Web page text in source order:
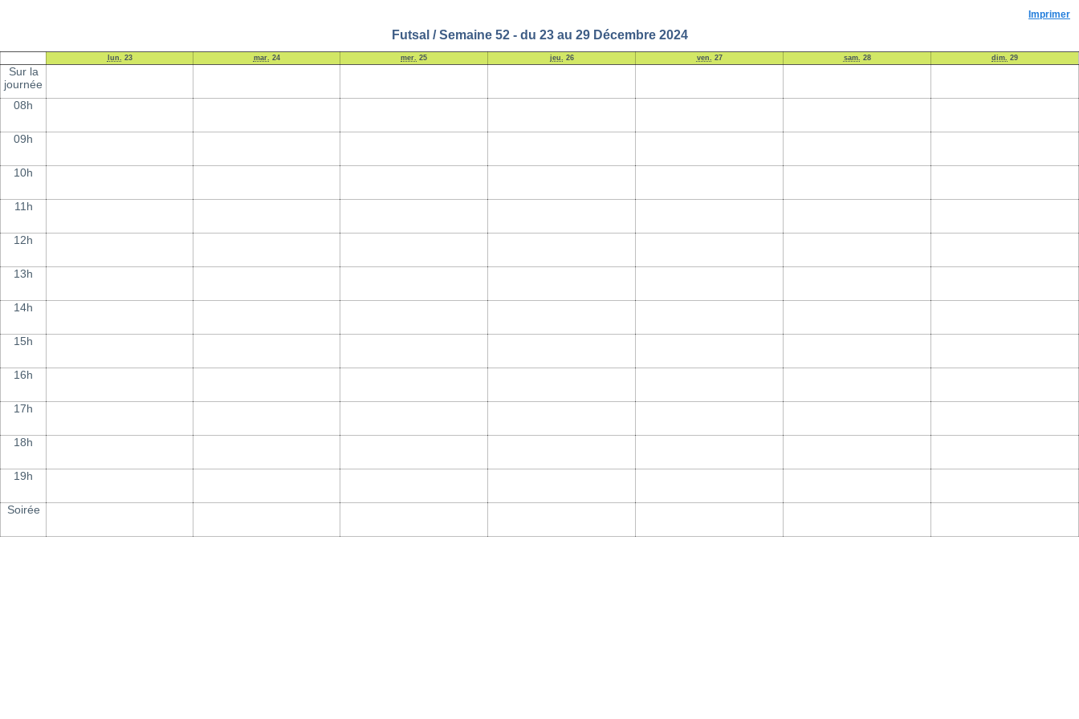
Imprimer
Futsal / Semaine 52 - du 23 au 29 Décembre 2024
lun. 23 mar. 24 mer. 25 jeu. 26 ven. 27 sam. 28 dim. 29
Sur la
journée
08h
09h
10h
11h
12h
13h
14h
15h
16h
17h
18h
19h
Soirée